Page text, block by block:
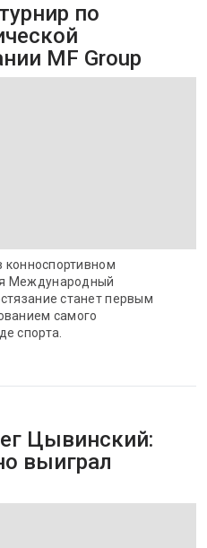
по
MF Group
конноспортивном
Международный
станет первым
самого
спорта.
Цывинский:
выиграл